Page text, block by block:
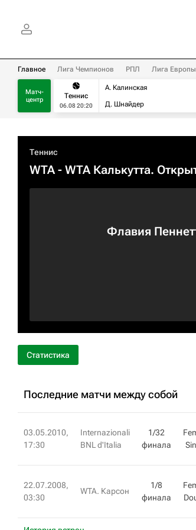
Главное Лига Чемпионов РПЛ Лига Европы
Матч-
центр
Теннис
06.08 20:20
А. Калинская
Д. Шнайдер
Теннис
WTA- WTA Калькутта.
Флавия
Статистика
Последние матчи между собой
03.05.2010,
17:30
Internazionali
BNL d'Italia
1/32
финала
22.07.2008,
03:30
WTA. Карсон
1/8
финала